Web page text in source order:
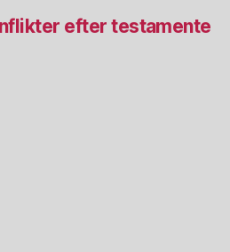
efter testamente